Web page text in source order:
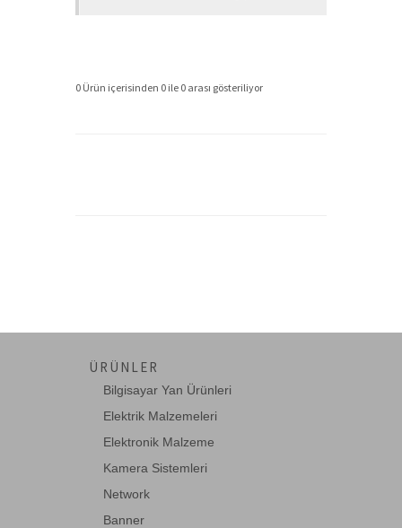
0 Ürün içerisinden 0 ile 0 arası gösteriliyor
ÜRÜNLER
Bilgisayar Yan Ürünleri
Elektrik Malzemeleri
Elektronik Malzeme
Kamera Sistemleri
Network
Banner